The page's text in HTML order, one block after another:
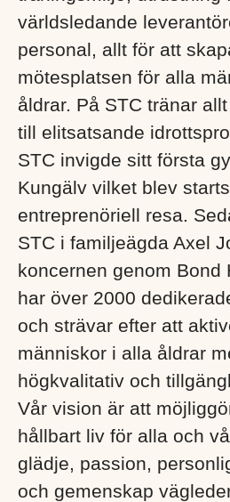
världsledande
personal, allt för att
mötesplatsen för alla
åldrar. På STC tränar
till elitsatsande
STC invigde sitt första
Kungälv vilket blev
entreprenöriell resa.
STC i familjeägda Axel
koncernen genom Bond
har över 2000
och strävar efter att
människor i alla åldrar
högkvalitativ och
Vår vision är att
hållbart liv för alla och
glädje, passion,
och gemenskap